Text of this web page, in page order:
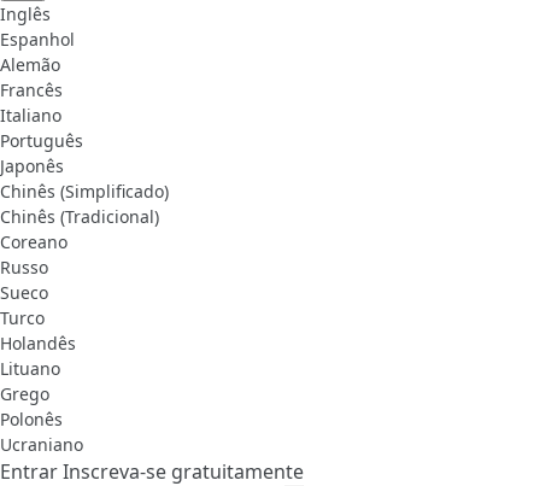
Inglês
Espanhol
Alemão
Francês
Italiano
Português
Japonês
Chinês (Simplificado)
Chinês (Tradicional)
Coreano
Russo
Sueco
Turco
Holandês
Lituano
Grego
Polonês
Ucraniano
EntrarInscreva-se gratuitamente